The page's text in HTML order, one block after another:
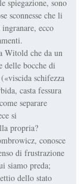
spiegazione, sono
sconnesse che li
ecco
Witold che da un
delle bocche di
schifezza
casta fessura
separare
si
propria?
conosce
di frustrazione
siamo preda;
dello stato